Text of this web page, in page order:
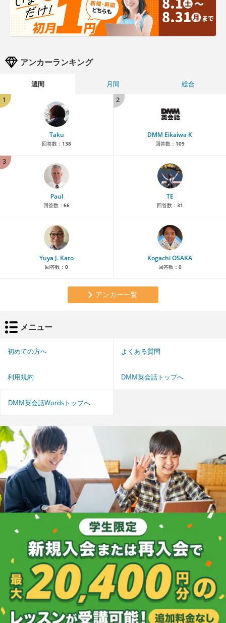
アンカーランキング
週間 月間
総合
1
Taku
回答数： 138
2
DMM Eikaiwa K
回答数： 109
3
Paul
回答数： 66
TE
回答数： 31
Yuya J. Kato
回答数： 0
Kogachi OSAKA
回答数： 0
アンカー一覧
メニュー
初めての方へ よくある質問
利用規約 DMM英会話トップへ
DMM英会話Wordsトップへ